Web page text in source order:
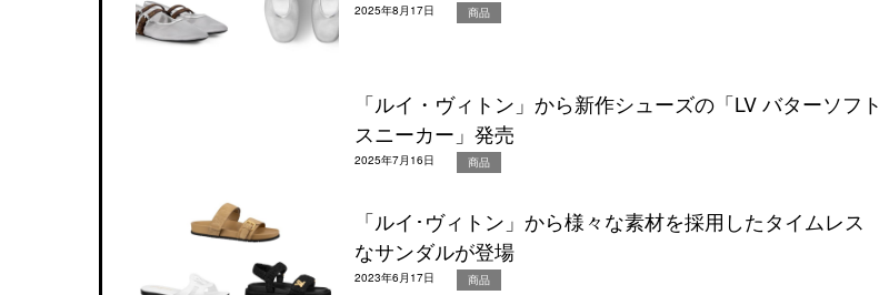
2025年8月17日 商品
「ルイ・ヴィトン」から新作シューズの「LV バターソフト
スニーカー」発売
2025年7月16日 商品
「ルイ･ヴィトン」から様々な素材を採用したタイムレス
なサンダルが登場
2023年6月17日 商品